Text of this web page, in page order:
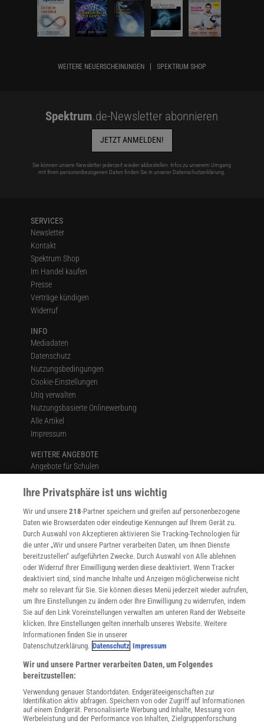
WEITERE NEUERSCHEINUNGEN SPEKTRUM SHOP
Spektrum.de-Newsletter abonnieren
JETZT ANMELDEN!
Sie können unsere Newsletter jederzeit wieder abbestellen. Infos zu unserem Umgang
mit Ihren personenbezogenen Daten finden Sie in unserer Datenschutzerklärung
SERVICES
Newsletter
Kontakt
Spektrum Shop
Im Handel kaufen
Presse
Verträge kündigen
Widerruf
INFO
Mediadaten
Datenschutz
Nutzungsbedingungen
Cookie-Einstellungen
Utiq verwalten
Nutzungsbasierte Onlinewerbung
Alle Artikel
Impressum
WEITERE ANGEBOTE
Angebote für Schulen
Sprachen lernen mit Gymglish
Für Spektrum schreiben
Zugänglichkeitserklärung
WEBSEITEN
KielSCN
Wissenschaft in die Schulen
SciLogs
Uns finden Sie auch hier:
Ihre Privatsphäre ist uns wichtig
Wir und unsere218-Partner speichern und greifen auf personenbezogene
Daten wie Browserdaten oder eindeutige Kennungen auf Ihrem Gerät zu.
Durch Auswahl von Akzeptieren aktivieren Sie Tracking-Technologien für
die unter „Wir und unsere Partner verarbeiten Daten, um Ihnen Dienste
bereitzustellen“ aufgeführten Zwecke. Durch Auswahl von Alle ablehnen
oder Widerruf Ihrer Einwilligung werden diese deaktiviert. Wenn Tracker
deaktiviert sind, sind manche Inhalte und Anzeigen möglicherweise nicht
mehr so relevant für Sie. Sie können dieses Menü jederzeit wieder aufrufen,
um Ihre Einstellungen zu ändern oder Ihre Einwilligung zu widerrufen, indem
Sie auf den Link Voreinstellungen verwalten am unteren Rand der Webseite
klicken. Ihre Einstellungen gelten innerhalb unseres Website. Weitere
Informationen finden Sie in unserer
Datenschutzerklärung. Datenschutz Impressum
Wir und unsere Partner verarbeiten Daten, um Folgendes
bereitzustellen:
Verwendung genauer Standortdaten. Endgeräteeigenschaften zur
Identifikation aktiv abfragen. Speichern von oder Zugriff auf Informationen
auf einem Endgerät. Personalisierte Werbung und Inhalte, Messung von
Werbeleistung und der Performance von Inhalten, Zielgruppenforschung